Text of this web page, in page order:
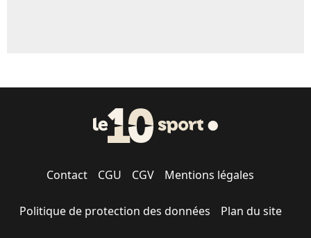
Contact CGU CGV Mentions légales
Politique de protection des données Plan du site